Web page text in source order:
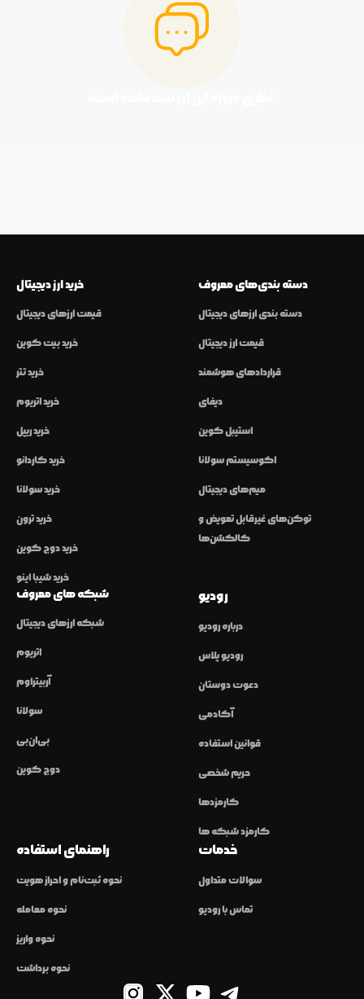
خرید ارز دیجیتال
قیمت ارزهای دیجیتال
خرید بیت کوین
خرید تتر
خرید اتریوم
خرید ریپل
خرید کاردانو
خرید سولانا
خرید ترون
خرید دوج کوین
خرید شیبا اینو
دسته بندی‌های معروف
دسته بندی ارزهای دیجیتال
قیمت ارز دیجیتال
قراردادهای هوشمند
دیفای
استیبل کوین
اکوسیستم سولانا
میم‌های دیجیتال
توکن‌های غیرقابل تعویض و
کالکشن‌ها
شبکه های معروف
شبکه ارزهای دیجیتال
اتریوم
آربیتراوم
سولانا
بی‌ان‌بی
دوج کوین
رودیو
درباره رودیو
رودیو پلاس
دعوت دوستان
آکادمی
قوانین استفاده
حریم شخصی
کارمزدها
کارمزد شبکه ها
راهنمای استفاده
نحوه ثبت‌نام و احراز هویت
نحوه معامله
نحوه واریز
نحوه برداشت
خدمات
سوالات متداول
تماس با رودیو